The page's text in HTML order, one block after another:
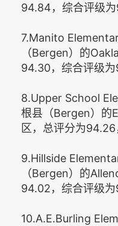
94.84，综合评级为
7.Manito
（Bergen）的
94.30，综合评级为
8.Upper School
根县（Bergen）的
区，总评分为94.26
9.Hillside
（Bergen）的
94.02，综合评级为
10.A.E.Burling